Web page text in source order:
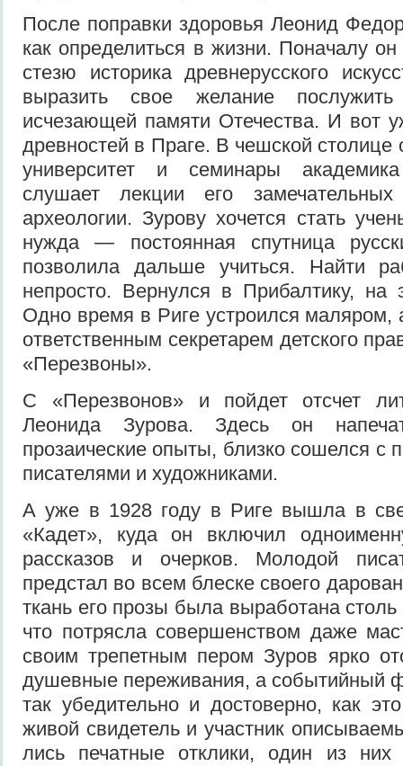
После поправки здоровья Леонид
как определиться в жизни. Поначалу
стезю историка древнерус­ского
выразить свое же­лание
исчезающей памяти Отечества. И вот
древностей в Праге. В чешской столице
университет и семинары
слушает лекции его
археологии. Зурову хочет­ся стать
нужда — посто­янная спутница
позволи­ла дальше учиться. Найти
непросто. Вернулся в Прибалтику, на
Одно время в Риге устроился маляром,
ответственным секретарем детского
«Перезвоны».
С «Перезвонов» и пойдет отсчет
Леонида Зурова. Здесь он
прозаические опыты, близко сошелся с
писателями и художниками.
А уже в 1928 году в Риге вышла в
«Кадет», куда он включил
рассказов и очерков. Молодой
предстал во всем блеске сво­его
ткань его прозы была выработана
что потрясла совершенством даже
своим трепетным пером Зуров ярко
душевные переживания, а собы­тийный
так убедительно и достоверно, как
живой сви­детель и участник
лись печатные отклики, один из них